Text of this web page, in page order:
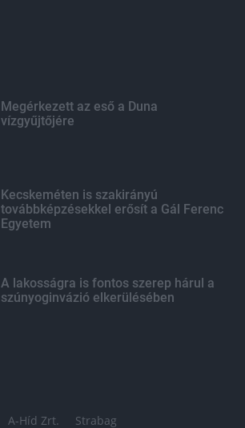
Megérkezett az eső a Duna
vízgyűjtőjére
Kecskeméten is szakirányú
továbbképzésekkel erősít a Gál Ferenc
Egyetem
A lakosságra is fontos szerep hárul a
szúnyoginvázió elkerülésében
A-Híd Zrt. Strabag